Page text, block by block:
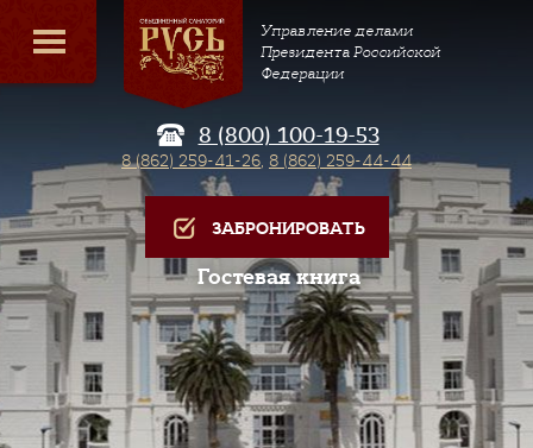
Управление делами
Президента Российской
Федерации
8 (800) 100-19-53
8 (862) 259-41-26, 8 (862) 259-44-44
ЗАБРОНИРОВАТЬ
Гостевая книга